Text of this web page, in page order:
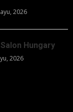
2026
Hungary
2026